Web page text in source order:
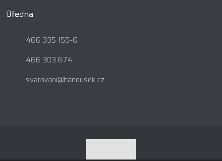
Úředna
466 335 155-6
466 303 674
svarovani@hanousek.cz